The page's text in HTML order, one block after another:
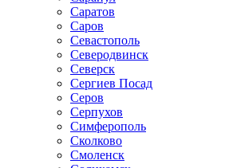
Саратов
Саров
Севастополь
Северодвинск
Северск
Сергиев Посад
Серов
Серпухов
Симферополь
Сколково
Смоленск